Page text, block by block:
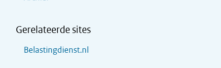
Gerelateerde sites
Belastingdienst.nl